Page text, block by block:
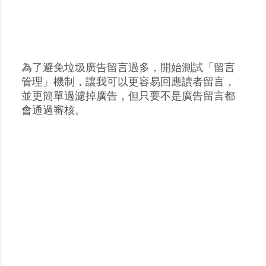
張
貼
留
為了避免垃圾廣告留言過多，開始測試「留言
管理」機制，讓我可以更容易回應讀者留言，
並更簡單過濾掉廣告，但只要不是廣告留言都
會通過審核。